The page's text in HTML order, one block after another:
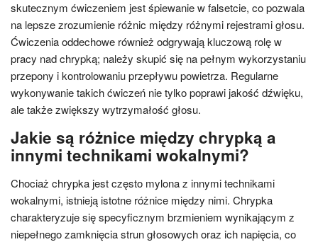
skutecznym ćwiczeniem jest śpiewanie w falsetcie, co pozwala
na lepsze zrozumienie różnic między różnymi rejestrami głosu.
Ćwiczenia oddechowe również odgrywają kluczową rolę w
pracy nad chrypką; należy skupić się na pełnym wykorzystaniu
przepony i kontrolowaniu przepływu powietrza. Regularne
wykonywanie takich ćwiczeń nie tylko poprawi jakość dźwięku,
ale także zwiększy wytrzymałość głosu.
Jakie są różnice między chrypką a
innymi technikami wokalnymi?
Chociaż chrypka jest często mylona z innymi technikami
wokalnymi, istnieją istotne różnice między nimi. Chrypka
charakteryzuje się specyficznym brzmieniem wynikającym z
niepełnego zamknięcia strun głosowych oraz ich napięcia, co